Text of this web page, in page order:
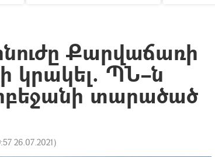
Քարվաճառի
կրակել. ՊՆ–ն
տարածած
26.07.2021)